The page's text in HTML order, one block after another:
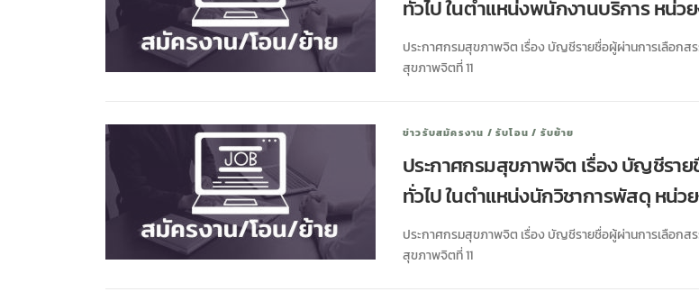
ทั่วไป ในตำแหน่งพนักงานบริการ หน่ว
ประกาศกรมสุขภาพจิต เรื่อง บัญชีรายชื่อผู้ผ่านการเลือกส
สุขภาพจิตที่ 11
ข่าวรับสมัครงาน / รับโอน / รับย้าย
ประกาศกรมสุขภาพจิต เรื่อง บัญชีรา
ทั่วไป ในตำแหน่งนักวิชาการพัสดุ หน่ว
ประกาศกรมสุขภาพจิต เรื่อง บัญชีรายชื่อผู้ผ่านการเลือกส
สุขภาพจิตที่ 11